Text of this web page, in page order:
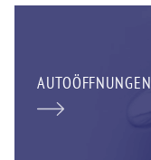
AUTOÖFFNUNGEN